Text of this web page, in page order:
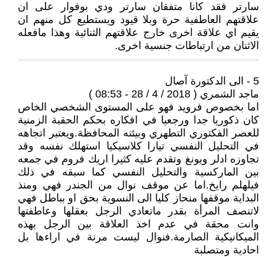
سارتر فقد كانا متفقان سارتر ودي بوفوار على ان
علاقتهم العاطفية حرة وبلا قيود ويستطيع كل منهم ان
يقيم اي علاقة اخرى خارج علاقتهم الثنائية وهذا مافعله
الاثنان من ارتباطات جنسية اخرى.
5 - الى الدكتورة آصال
ماجد الشمري ( 2018 / 4 / 28 - 08:53 )
اما بخصوص فرويد فهو على المستوى الشخصي الخاص
كان ذكوريا جدا ورجعيا في افكاره بحكم الحقبة الزمنية
للعصر الفكتوري التطهري وبيئته المحافظة.ويعتبر اتجاهه
في التحليل النفسي تيارا كلاسيكيا استهلك نفسه وقد
تجاوزه ادلر ويونغ وتقدم عليه كثيرا اريك فروم في جمعه
بين الماركسية والتحليل النفسي كما سبقه في ذلك
فيلهلم رايخ.اما عن موقف نوال من الجندر فهي ومنذ
البداية موقفها منحاز كليا الى النسوية بحق او بباطل فهي
لاتنصف المرأة بقدر ماتعادي الرجل بعقلها وعاطفتها
وانت محقة في عدم اخذ العلاقة بين الرجل بهذه
الميكانيكية الصارمة.فنوال ليست مرنة في اراءها بل
احادية ومتصلبة